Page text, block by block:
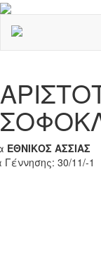
ΕΘΝΙΚΟΣ ΑΣΣΙΑΣ
30/11/-1